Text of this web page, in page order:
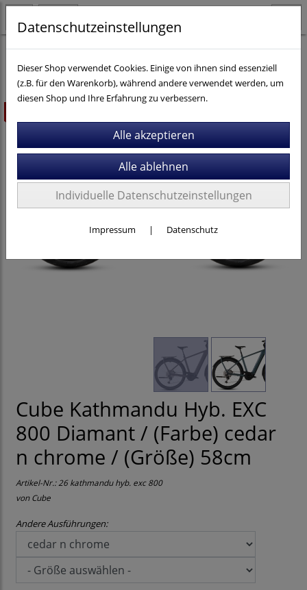
E-Bikes Trekking / City E-Trekking
Cube Kathmandu Hyb. EXC
800 Diamant / (Farbe) cedar
n chrome / (Größe) 58cm
Artikel-Nr.:26 kathmandu hyb. exc 800
vonCube
Andere Ausführungen:
Datenschutzeinstellungen
Dieser Shop verwendet Cookies. Einige von ihnen sind essenziell
(z.B. für den Warenkorb), während andere verwendet werden, um
diesen Shop und Ihre Erfahrung zu verbessern.
Individuelle Datenschutzeinstellungen
Impressum | Datenschutz